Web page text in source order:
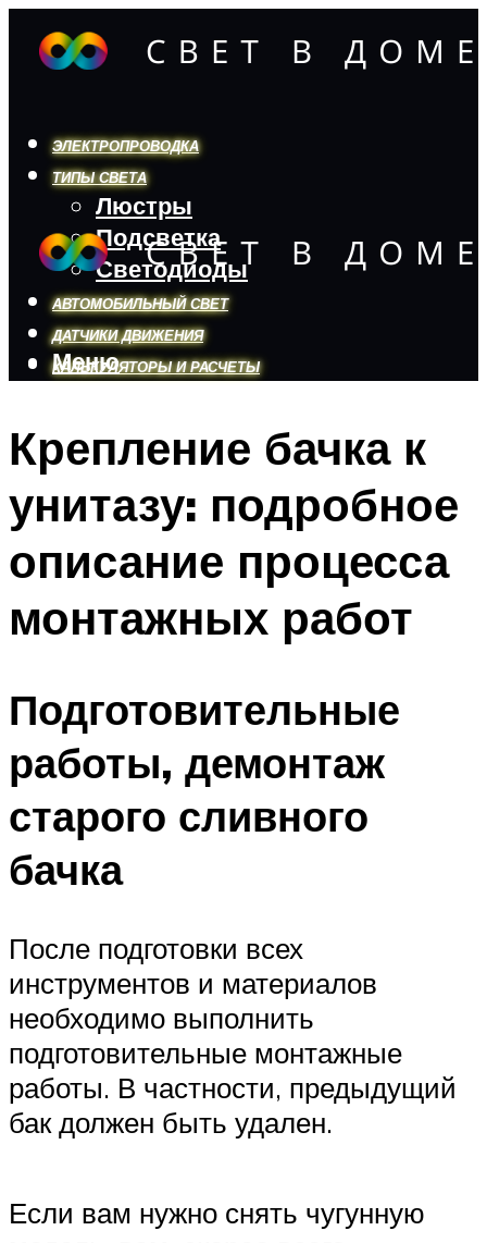
ЭЛЕКТРОПРОВОДКА
ТИПЫ СВЕТА
Люстры
Подсветка
Светодиоды
АВТОМОБИЛЬНЫЙ СВЕТ
ДАТЧИКИ ДВИЖЕНИЯ
КАЛЬКУЛЯТОРЫ И РАСЧЕТЫ
Меню
Меню
Крепление бачка к
унитазу: подробное
описание процесса
монтажных работ
Подготовительные
работы, демонтаж
старого сливного
бачка
После подготовки всех
инструментов и материалов
необходимо выполнить
подготовительные монтажные
работы. В частности, предыдущий
бак должен быть удален.
Если вам нужно снять чугунную